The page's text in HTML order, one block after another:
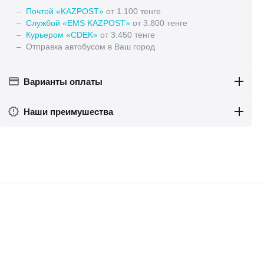
– Почтой «KAZPOST» от 1.100 тенге
– Службой «EMS KAZPOST» от 3.800 тенге
– Курьером «CDEK» от 3.450 тенге
– Отправка автобусом в Ваш город
Варианты оплаты
Наши преимушества